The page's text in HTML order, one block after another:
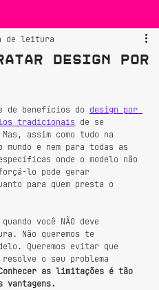
Design por
de leitura
de benefícios do design por
tradicionais de se
assim como tudo na
e nem para todas as
onde o modelo não
lo pode gerar
para quem presta o
você NÃO deve
Não queremos te
Queremos evitar que
o seu problema
as limitações é tão
vantagens.